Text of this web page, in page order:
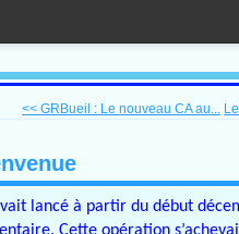
<< GRBueil : Le nouveau CA au...
lancé à partir du début
Cette opération